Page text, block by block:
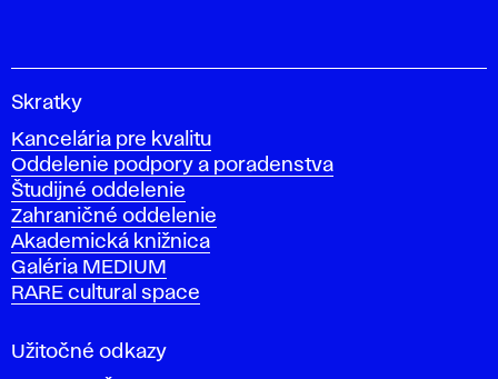
V
s
o
k
á
š
k
o
a
Skratky
Kancelária pre kvalitu
Oddelenie podpory a poradenstva
Študijné oddelenie
Zahraničné oddelenie
Akademická knižnica
Galéria MEDIUM
RARE cultural space
Užitočné odkazy